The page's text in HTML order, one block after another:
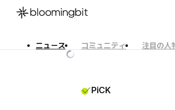
ニュース コミュニティ
注目の人
PiCK